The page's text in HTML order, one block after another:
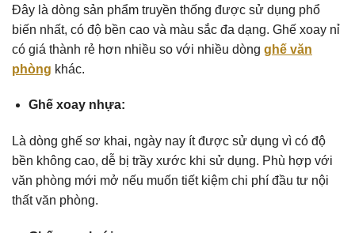
Đây là dòng sản phẩm truyền thống được sử dụng phổ
biến nhất, có độ bền cao và màu sắc đa dạng. Ghế xoay nỉ
có giá thành rẻ hơn nhiều so với nhiều dòng ghế văn
phòng khác.
Ghế xoay nhựa:
Là dòng ghế sơ khai, ngày nay ít được sử dụng vì có độ
bền không cao, dễ bị trầy xước khi sử dụng. Phù hợp với
văn phòng mới mở nếu muốn tiết kiệm chi phí đầu tư nội
thất văn phòng.